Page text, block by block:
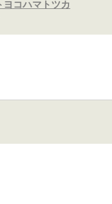
ヨコハマトツカ